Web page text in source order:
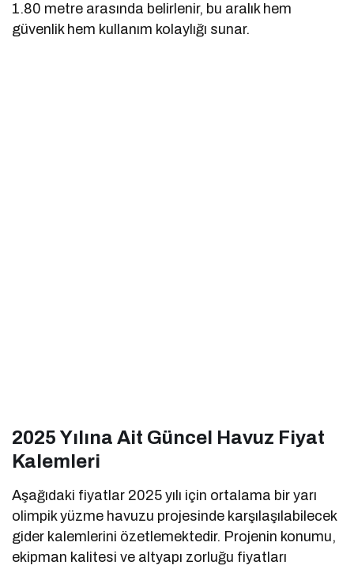
1.80 metre arasında belirlenir, bu aralık hem
güvenlik hem kullanım kolaylığı sunar.
2025 Yılına Ait Güncel Havuz Fiyat
Kalemleri
Aşağıdaki fiyatlar 2025 yılı için ortalama bir yarı
olimpik yüzme havuzu projesinde karşılaşılabilecek
gider kalemlerini özetlemektedir. Projenin konumu,
ekipman kalitesi ve altyapı zorluğu fiyatları